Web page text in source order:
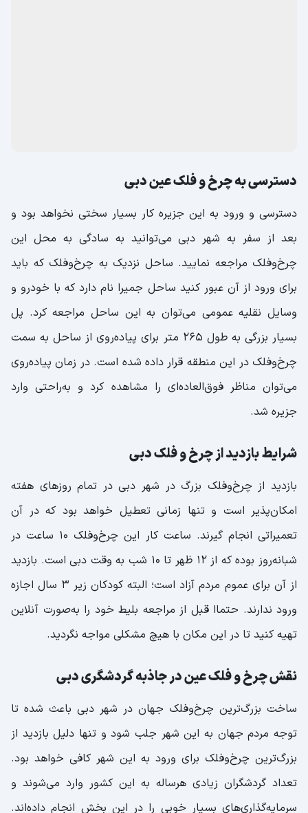
دسترسی به چرخ و فلک عین دبی
دسترسی و ورود به این جزیره کار بسیار سختی نخواهد بود و
بعد از سفر به شهر دبی می‌توانید به سادگی به محل این
چرخ‌وفلک مراجعه نمایید. ساحل نزدیک به چرخ‌وفلک که باید
برای ورود از آن عبور کنید ساحل جمیرا نام دارد که با خودرو و
وسایل نقلیه عمومی می‌توان به این ساحل مراجعه کرد. پل
بسیار بزرگی به طول ۲۶۵ متر برای پیاده‌روی از ساحل به سمت
چرخ‌وفلک در این منطقه قرار داده شده است. در زمان پیاده‌روی
می‌توان مناظر فوق‌العاده‌ای را مشاهده کرد و به‌راحتی وارد
جزیره شد.
شرایط بازدید از چرخ و فلک دبی
بازدید از چرخ‌وفلک بزرگ در شهر دبی در تمام روز‌های هفته
امکان‌پذیر است و تنها زمانی تعطیل خواهد بود که در آن
تعمیراتی انجام گیرند. ساعت کار این چرخ‌وفلک ۱۰ ساعت در
شبانه‌روز بوده که از ۱۲ ظهر تا ۱۰ شب به وقت دبی است. بازدید
از آن برای عموم مردم آزاد است؛ البته کودکان زیر ۳ سال اجازه
ورود ندارند. حتماا قبل از مراجعه بلیط خود را به‌صورت آنلاین
تهیه کنید تا در این مکان با هیچ مشکلی مواجه نگردید.
نقش چرخ و فلک عین در جاذبه گردشگری دبی
ساخت بزرگ‌ترین چرخ‌وفلک جهان در شهر دبی باعث شده تا
توجه مردم جهان به این شهر جلب شود و تنها دلیل بازدید از
بزرگ‌ترین چرخ‌وفلک برای ورود به این شهر کافی خواهد بود.
تعداد گردشگران زیادی هرساله به این کشور وارد می‌شوند و
سرمایه‌گذاری‌های بسیار خوبی را در این بخش انجام داده‌اند.